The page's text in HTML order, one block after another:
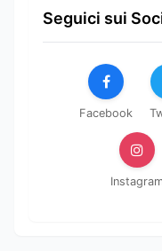
Seguici sui
Facebook
Instagram